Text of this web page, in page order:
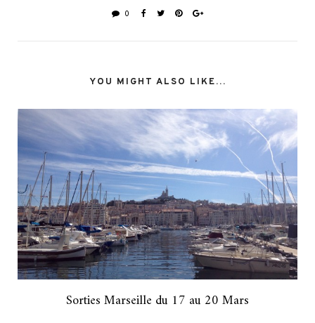
0
YOU MIGHT ALSO LIKE...
Sorties Marseille du 17 au 20 Mars